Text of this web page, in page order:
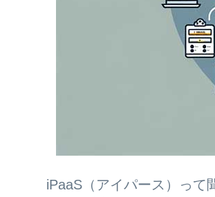
iPaaS（アイパース）って